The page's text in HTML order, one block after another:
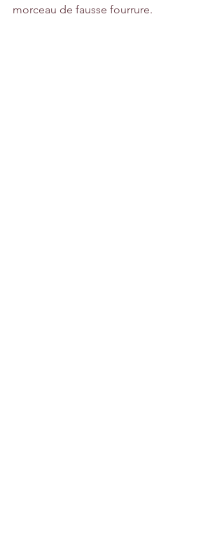
morceau de fausse fourrure.